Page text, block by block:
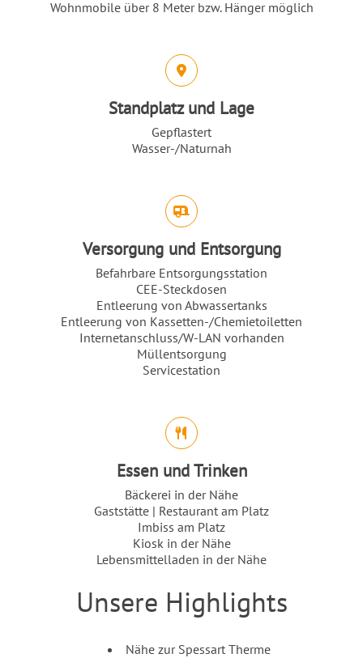
Wohnmobile über 8 Meter bzw. Hänger möglich
Standplatz und Lage
Gepflastert
Wasser-/Naturnah
Versorgung und Entsorgung
Befahrbare Entsorgungsstation
CEE-Steckdosen
Entleerung von Abwassertanks
Entleerung von Kassetten-/Chemietoiletten
Internetanschluss/W-LAN vorhanden
Müllentsorgung
Servicestation
Essen und Trinken
Bäckerei in der Nähe
Gaststätte | Restaurant am Platz
Imbiss am Platz
Kiosk in der Nähe
Lebensmittelladen in der Nähe
Einleitung
Unsere Highlights
Nähe zur Spessart Therme